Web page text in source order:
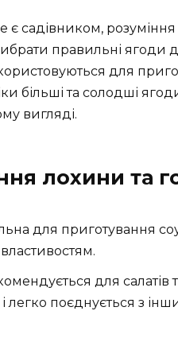
є садівником,
правильні ягоди
для
більші та солодші
вигляді.
лохини та
для приготування
для салатів
легко поєднується з